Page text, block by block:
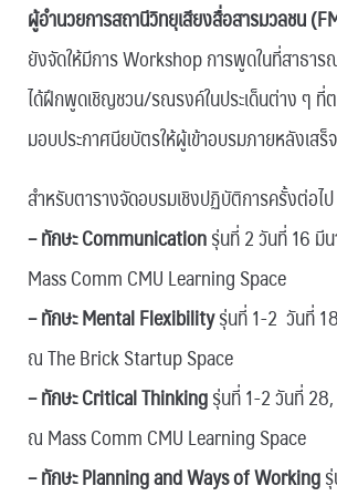
ผู้อำนวยการสถานีวิทยุเสียงสื่อสารมวลชน
ยังจัดให้มีการ Workshop การพูดในที่สาธาร
ได้ฝึกพูดเชิญชวน/รณรงค์ในประเด็นต่าง ๆ ที่
มอบประกาศนียบัตรให้ผู้เข้าอบรมภายหลังเสร็
สำหรับตารางจัดอบรมเชิงปฏิบัติการครั้งต่อไ
– ทักษะ Communicationรุ่นที่ 2 วันที่ 16 มี
Mass Comm CMU Learning Space
– ทักษะ Mental Flexibilityรุ่นที่ 1-2 วันที่
ณ The Brick Startup Space
– ทักษะ Critical Thinkingรุ่นที่ 1-2 วันที่
ณ Mass Comm CMU Learning Space
– ทักษะ Planning and Ways of Working